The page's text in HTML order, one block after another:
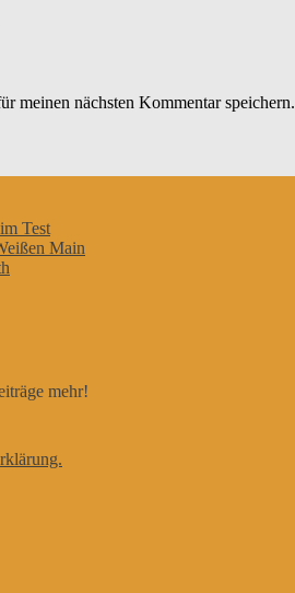
meinen nächsten Kommentar speichern.
Test
Main
mehr!